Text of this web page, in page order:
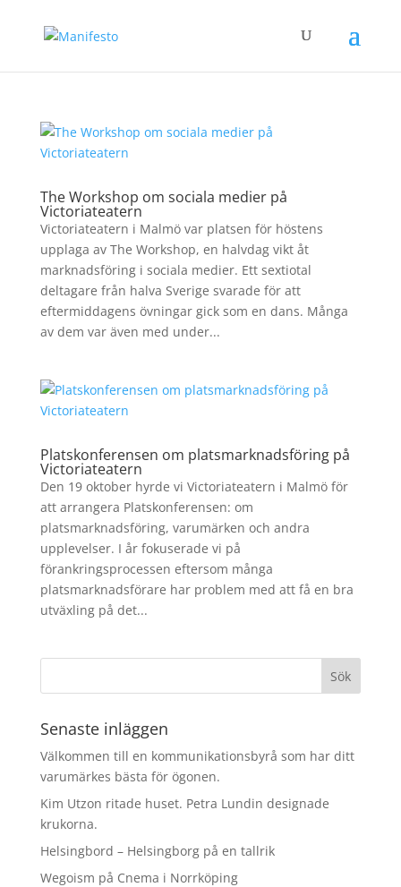
The Workshop om sociala medier på
Victoriateatern
Victoriateatern i Malmö var platsen för höstens
upplaga av The Workshop, en halvdag vikt åt
marknadsföring i sociala medier. Ett sextiotal
deltagare från halva Sverige svarade för att
eftermiddagens övningar gick som en dans. Många
av dem var även med under...
Platskonferensen om platsmarknadsföring på
Victoriateatern
Den 19 oktober hyrde vi Victoriateatern i Malmö för
att arrangera Platskonferensen: om
platsmarknadsföring, varumärken och andra
upplevelser. I år fokuserade vi på
förankringsprocessen eftersom många
platsmarknadsförare har problem med att få en bra
utväxling på det...
Senaste inläggen
Välkommen till en kommunikationsbyrå som har ditt
varumärkes bästa för ögonen.
Kim Utzon ritade huset. Petra Lundin designade
krukorna.
Helsingbord – Helsingborg på en tallrik
Wegoism på Cnema i Norrköping